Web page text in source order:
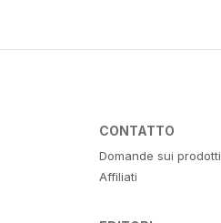
CONTATTO
Domande sui prodotti
Affiliati